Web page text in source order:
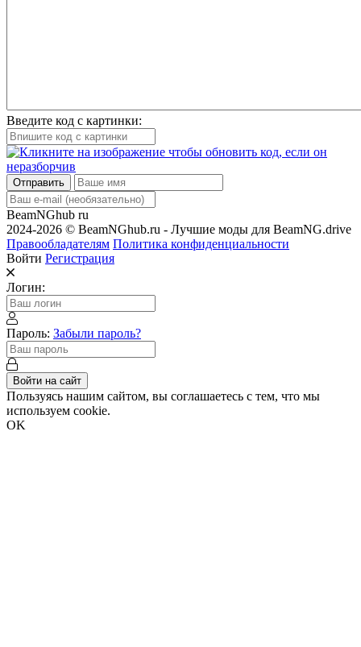
Введите код с картинки:
Отправить
BeamNGhub ru
2024-2026 © BeamNGhub.ru - Лучшие моды для BeamNG.drive
Правообладателям Политика конфиденциальности
Войти Регистрация
Логин:
Пароль: Забыли пароль?
Войти на сайт
Пользуясь нашим сайтом, вы соглашаетесь с тем, что мы
используем cookie.
OK